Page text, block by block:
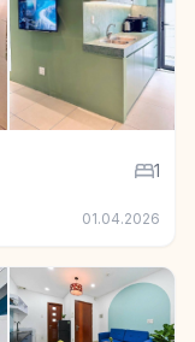
Дьен / Ан Фу,
1
01.04.2026